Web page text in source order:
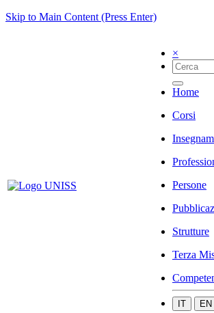
Skip to Main Content (Press Enter)
×
Home
Corsi
Persone
Strutture
Terza
IT EN